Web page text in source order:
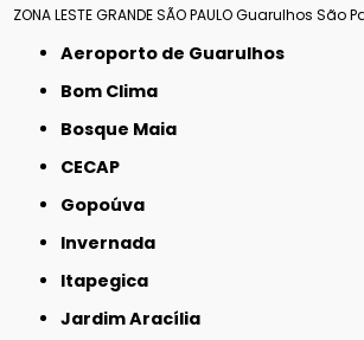
ZONA LESTEGRANDE SÃO PAULOGuarulhos São
Aeroporto de Guarulhos
Bom Clima
Bosque Maia
CECAP
Gopoúva
Invernada
Itapegica
Jardim Aracília